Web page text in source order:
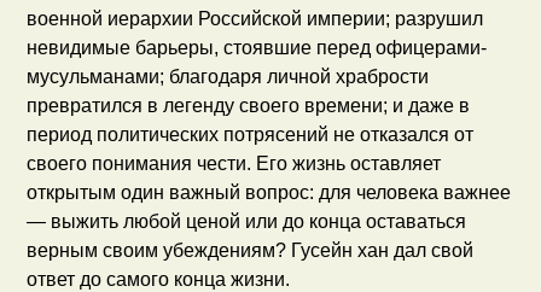
военной иерархии Российской империи; разрушил
невидимые барьеры, стоявшие перед офицерами-
мусульманами; благодаря личной храбрости
превратился в легенду своего времени; и даже в
период политических потрясений не отказался от
своего понимания чести. Его жизнь оставляет
открытым один важный вопрос: для человека важнее
— выжить любой ценой или до конца оставаться
верным своим убеждениям? Гусейн хан дал свой
ответ до самого конца жизни.